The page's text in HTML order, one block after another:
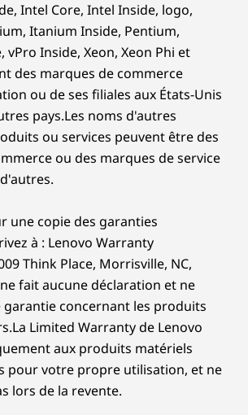
fluide à 360°
du portable à la
la tente avec la charnière
°. Il s’ouvre à plat pour
pour prendre des notes et
le clavier
de saisie plus naturel et
partout.
(2560 x 1600) OLED, 16:10,
% DCI-P3, VESA Certified
Black 1000, TÜV Low Blue Light,
x 1200) IPS LCD, 16:10, 400 nits,
TÜV Low Blue Light, tactile sur
mm x 340,2 mm x 242 mm / aussi
x 13,39 pouces x 9,53 pouces
/ 3,55 lb
option (AES 3.0)
Intel Core, Intel Inside, logo,
Itanium Inside, Pentium,
vPro Inside, Xeon, Xeon Phi et
des marques de commerce
ou de ses filiales aux États-Unis
pays.Les noms d'autres
ou services peuvent être des
ou des marques de service
une copie des garanties
à : Lenovo Warranty
Think Place, Morrisville, NC,
fait aucune déclaration et ne
concernant les produits
Limited Warranty de Lenovo
aux produits matériels
pour votre propre utilisation, et ne
lors de la revente.